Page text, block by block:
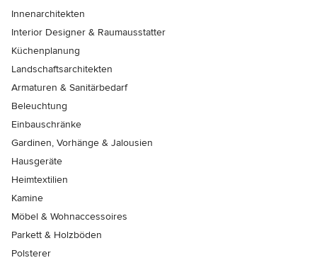
Innenarchitekten
Interior Designer & Raumausstatter
Küchenplanung
Landschaftsarchitekten
Armaturen & Sanitärbedarf
Beleuchtung
Einbauschränke
Gardinen, Vorhänge & Jalousien
Hausgeräte
Heimtextilien
Kamine
Möbel & Wohnaccessoires
Parkett & Holzböden
Polsterer